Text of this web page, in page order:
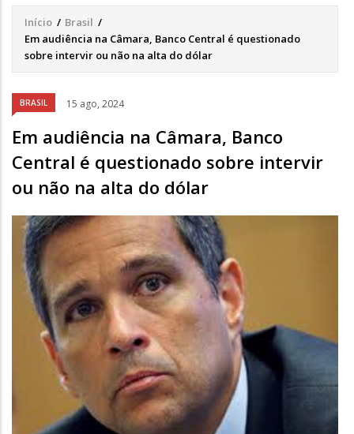
entregadores
Trilha
de
Início / Brasil /
Em audiência na Câmara, Banco Central é questionado
sobre intervir ou não na alta do dólar
BRASIL 15 ago, 2024
Em audiência na Câmara, Banco
Central é questionado sobre intervir
ou não na alta do dólar
Áudio